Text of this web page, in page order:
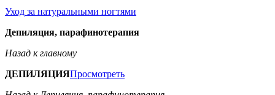
Уход за натуральными ногтями
Депиляция, парафинотерапия
Назад к главному
ДЕПИЛЯЦИЯПросмотреть